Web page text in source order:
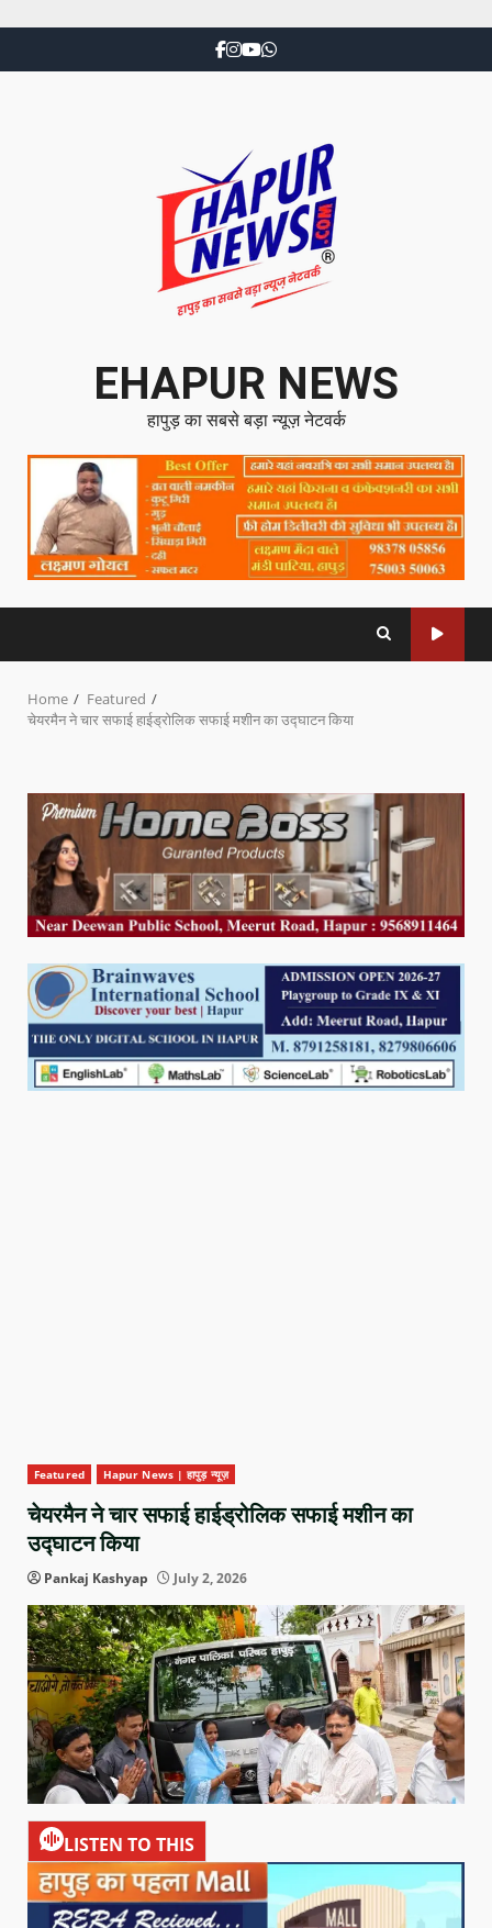
EHAPUR NEWS
हापुड़ का सबसे बड़ा न्यूज़ नेटवर्क
Home
Featured
चेयरमैन ने चार सफाई हाईड्रोलिक सफाई मशीन का उद्घाटन किया
Featured Hapur News | हापुड़ न्यूज़
चेयरमैन ने चार सफाई हाईड्रोलिक सफाई मशीन का
उद्घाटन किया
Pankaj Kashyap July 2, 2026
LISTEN TO THIS